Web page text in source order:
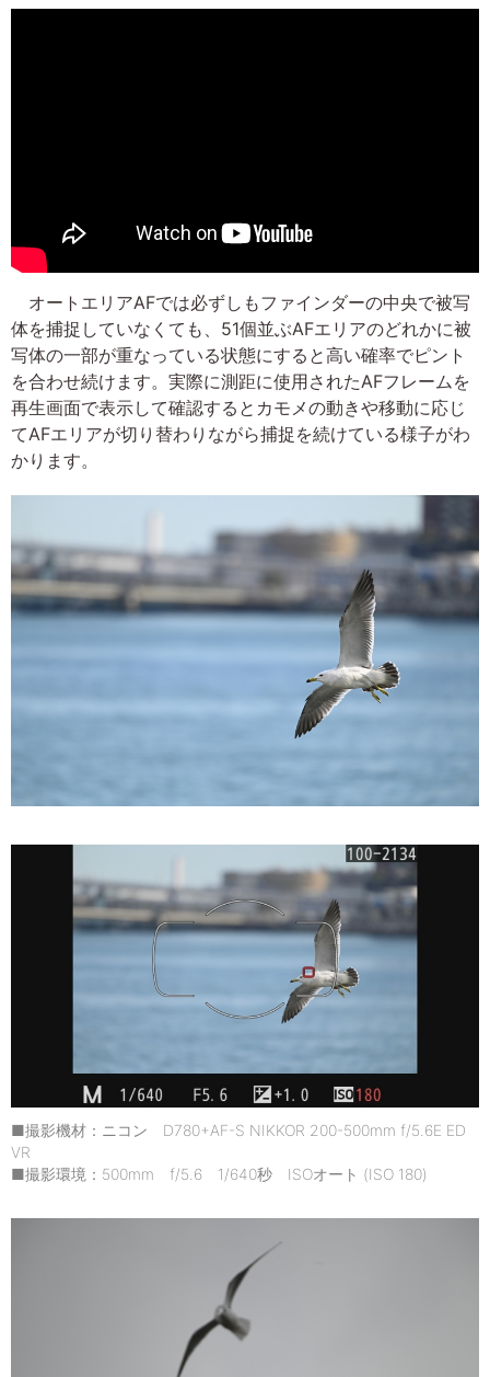
オートエリアAFでは必ずしもファインダーの中央で被写
体を捕捉していなくても、51個並ぶAFエリアのどれかに被
写体の一部が重なっている状態にすると高い確率でピント
を合わせ続けます。実際に測距に使用されたAFフレームを
再生画面で表示して確認するとカモメの動きや移動に応じ
てAFエリアが切り替わりながら捕捉を続けている様子がわ
かります。
■撮影機材：ニコン D780+AF-S NIKKOR 200-500mm f/5.6E ED
VR
■撮影環境：500mm f/5.6 1/640秒 ISOオート (ISO 180)